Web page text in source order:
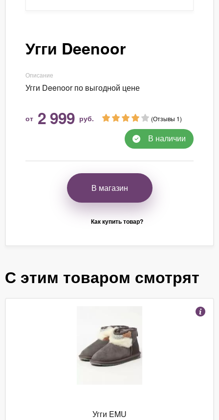
Угги Deenoor
Описание
Угги Deenoor по выгодной цене
от 2 999 руб. (Отзывы 1)
В наличии
В магазин
Как купить товар?
С этим товаром смотрят
Угги EMU